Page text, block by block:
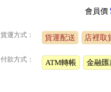
會員價
貨運方式： 貨運配送 店裡取
付款方式： ATM轉帳 金融匯